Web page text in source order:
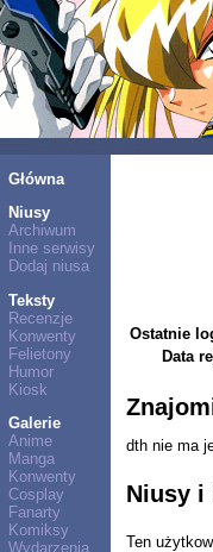
Główna
Niusy
Archiwum
Inne serwisy
Dodaj niusa
Teksty
Recenzje
Konwenty
Felietony
Humor
Kiosk
Galerie
Anime
Manga
Konwenty
Cosplay
Fanarty
Komiksy
Wydarzenia
Ostatnie
Data
dth nie ma
Niusy i
Ten